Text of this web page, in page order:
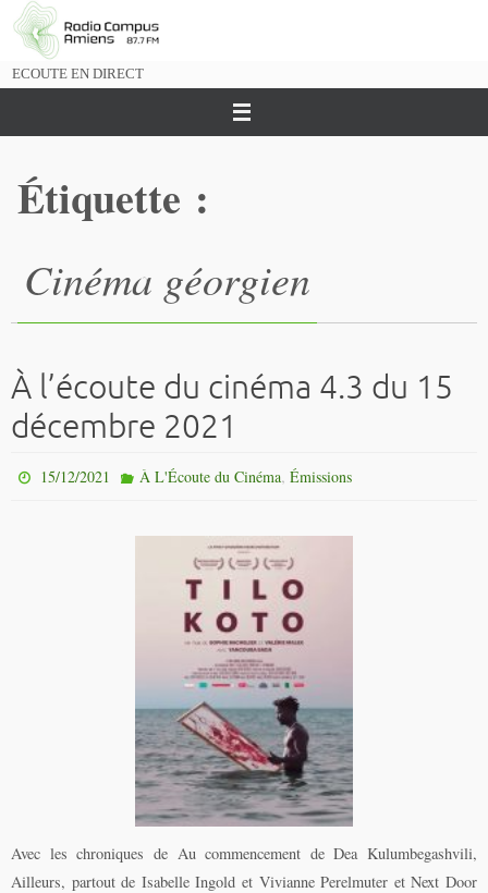
Passer
vers
ECOUTE EN DIRECT
Étiquette :
Cinéma géorgien
À l’écoute du cinéma 4.3 du 15
décembre 2021
15/12/2021 À L'Écoute du Cinéma, Émissions
Avec les chroniques de Au commencement de Dea Kulumbegashvili,
Ailleurs, partout de Isabelle Ingold et Vivianne Perelmuter et Next Door